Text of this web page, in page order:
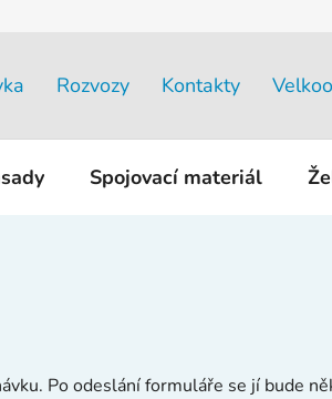
Rozvozy Kontakty
Spojovací materiál
Po odeslání formuláře se jí bude